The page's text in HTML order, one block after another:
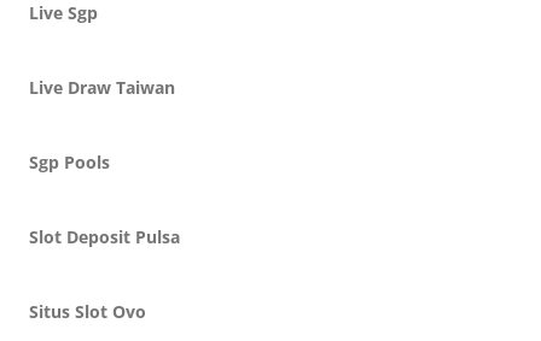
Live Sgp
Live Draw Taiwan
Sgp Pools
Slot Deposit Pulsa
Situs Slot Ovo